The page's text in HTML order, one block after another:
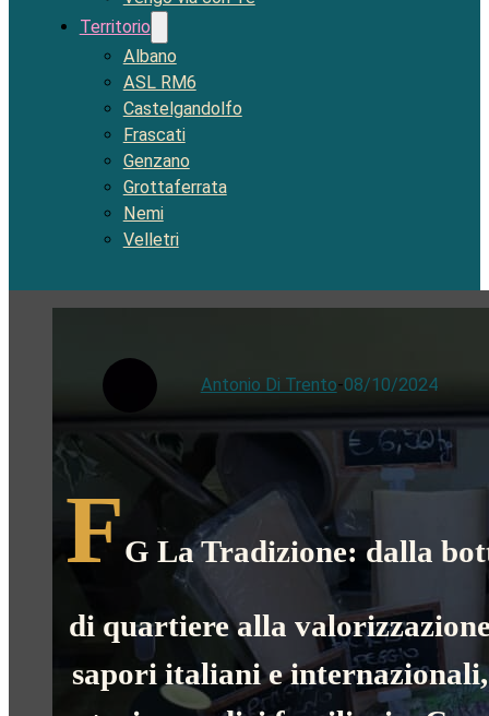
Territorio
Albano
ASL RM6
Castelgandolfo
Frascati
Genzano
Grottaferrata
Nemi
Velletri
Antonio Di Trento-08/10/2024
FG La Tradizione: dalla
di quartiere alla
sapori italiani e